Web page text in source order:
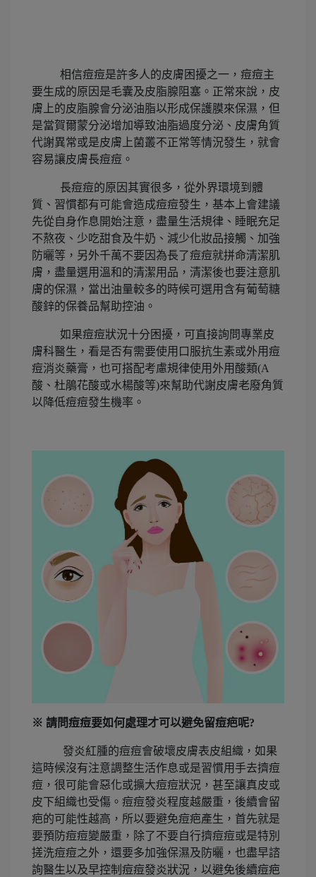
相信痘痘是許多人的皮膚困擾之一，痘痘主
要生成的原因是毛囊及皮脂腺阻塞。正常來說，皮
膚上的皮脂腺會分泌油脂以形成保護膜來保濕，但
是當賀爾蒙分泌增加導致油脂過度分泌、皮膚角質
代謝異常或是皮膚上菌叢不正常等情況發生，就會
容易讓皮膚長痘痘。
長痘痘的原因其實很多，從外界環境到體
質、習慣都有可能會造成痘痘發生，基本上會建議
先從自身作息開始注意，盡量生活規律、睡眠充足
不熬夜、少吃甜食及牛奶、減少化妝品接觸、加強
防曬等，另外千萬不要因為長了痘痘就拼命清潔肌
膚，盡量選用溫和的清潔用品，清潔後也要注意肌
膚的保濕，當出油量較多的時候可選用含有葡萄糖
酸鋅的保養品幫助控油。
如果痘痘狀況十分困擾，可直接詢問專業皮
膚科醫生，看是否有需要使用口服抗生素或外用痘
痘消炎藥膏，也可搭配考慮規律使用外用酸類(A
酸、杜鵑花酸或水楊酸等)來幫助代謝皮膚老廢角質
以降低痘痘發生機率。
※ 請問痘痘要如何處理才可以避免留痘疤呢?
發炎紅腫的痘痘會破壞皮膚表皮組織，如果
這時候沒有注意調整生活作息或是習慣用手去擠痘
痘，很可能會惡化或擴大痘痘狀況，甚至讓真皮或
皮下組織也受傷。痘痘發炎程度越嚴重，後續會留
疤的可能性越高，所以要避免痘疤產生，首先就是
要預防痘痘變嚴重，除了不要自行擠痘痘或是特別
搓洗痘痘之外，還要多加強保濕及防曬，也盡早諮
詢醫生以及早控制痘痘發炎狀況，以避免後續痘疤